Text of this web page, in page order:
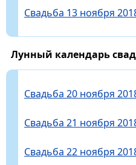
Свадьба 13 ноября
Лунный календарь
Свадьба 20 ноября
Свадьба 21 ноября
Свадьба 22 ноября